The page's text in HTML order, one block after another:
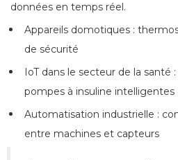
données en temps réel.
Appareils domotiques :
de sécurité
IoT dans le secteur de la santé
pompes à insuline intelligentes
Automatisation industrielle :
entre machines et capteurs